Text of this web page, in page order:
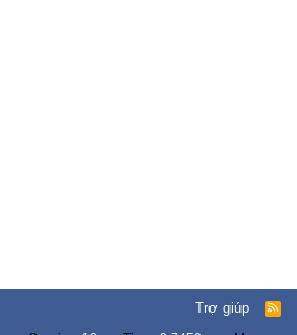
Trợ giúp
R